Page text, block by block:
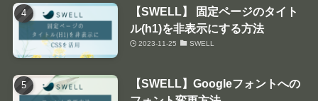
【SWELL】 固定ページのタイト
ル(h1)を非表示にする方法
2023-11-25 SWELL
【SWELL】Googleフォントへの